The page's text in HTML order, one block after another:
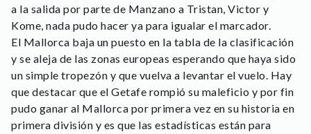
a la salida por parte de Manzano a Tristan, Victor y
Kome, nada pudo hacer ya para igualar el marcador.
El Mallorca baja un puesto en la tabla de la clasificación
y se aleja de las zonas europeas esperando que haya sido
un simple tropezón y que vuelva a levantar el vuelo. Hay
que destacar que el Getafe rompió su maleficio y por fin
pudo ganar al Mallorca por primera vez en su historia en
primera división y es que las estadísticas están para